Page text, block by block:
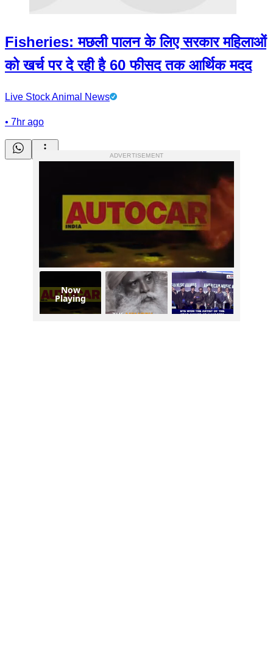
Fisheries: मछली पालन के लिए सरकार महिलाओं
को खर्च पर दे रही है 60 फीसद तक आर्थिक मदद
Live Stock Animal News
• 7hr ago
ADVERTISEMENT
Now
Playing